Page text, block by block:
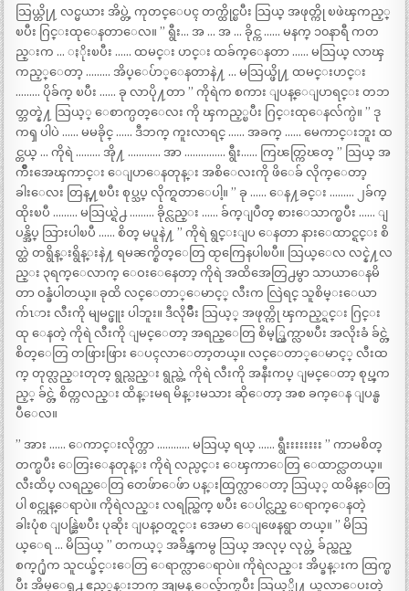
သြယ္တို႔ လင္မယား အိပ္တဲ့ ကုတင္ေပၚ တက္ထိုင္ၿပီး သြယ္ အဖုတ္ကို ၿဖဲၾကည့္
ၿပီး ဂြင္းထုေနတာေလ။ ” ရွီး… အ … အ … ခိုင္က …… မနက္ ၁၀နာရီ ကတ
ည္းက … ႏိုးၿပီး …… ထမင္း ဟင္း ထခ်က္ေနတာ …… မသြယ္ လာၾ
ကည့္ေတာ့ ……… အိပ္ေပ်ာ္ေနတာနဲ႔ … မသြယ္ဖို႔ ထမင္းဟင္း
……… ပိုခ်က္ ၿပီး …… ခု လာပို႔တာ ” ကိုရဲက စကား ျပန္ေျပာရင္း တဘ
တ္ဘတ္နဲ႔ သြယ့္ ေစာက္ပတ္ေလး ကို ၾကည့္ၿပီး ဂြင္းထုေနလ်က္ပဲ။ ” ဒု
ကၡ ပါပဲ …… မမခိုင္ …… ဒီဘက္ ကူးလာရင္ …… အခက္ …… မေကာင္းဘူး ထ
င္တယ္ … ကိုရဲ ……… အို႔ ………… အာ …………… ရွီး…… ကြၽတ္ကြၽတ္ ” သြယ္ အ
က်ိဳးအေၾကာင္း ေျပာေနတုန္း အစိေလးကို ဖိေခ် လိုက္ေတာ့
ခါးေလး တြန္႔ၿပီး စုပ္သပ္ လိုက္ရတာေပါ့။ ” ခု …… ေန႔ခင္း ……… ၂ခ်က္
ထိုးၿပီ ……… မသြယ္ရဲ႕ ……… ခိုင္လည္း …… ခ်က္ျပဳတ္ စားေသာက္ၿပီး …… ျ
ပန္အိပ္ သြားပါၿပီ …… စိတ္ မပူနဲ႔ ” ကိုရဲ ရွင္းျပ ေနတာ နားေထာင္ရင္း စိ
တ္ထဲ တရွိန္းရွိန္းနဲ႔ ရမၼက္စိတ္ေတြ ထႂကြေနပါၿပီ။ သြယ္ေလ လင္နဲ႔လ
ည္း ၃ရက္ေလာက္ ေဝးေနေတာ့ ကိုရဲ အထိအေတြ႕မွာ သာယာေနမိ
တာ ဝန္ခံပါတယ္။ ခုထိ လင္ေတာ္ေမာင့္ လီးက လြဲရင္ သူစိမ္းေယာ
က်ၤား လီးကို မျမင္ဖူး ပါဘူး။ ဒီလိုမ်ိဳး သြယ့္ အဖုတ္ကို ၾကည့္ရင္း ဂြင္း
ထု ေနတဲ့ ကိုရဲ လီးကို ျမင္ေတာ့ အရည္ေတြ စိမ့္ထြက္လာၿပီး အလိုးခံ ခ်င္တဲ့
စိတ္ေတြ တဖြားဖြား ေပၚလာေတာ့တယ္။ လင္ေတာ္ေမာင့္ လီးထ
က္ တုတ္လည္းတုတ္ ရွည္လည္း ရွည္တဲ့ ကိုရဲ လီးကို အနီးကပ္ ျမင္ေတာ့ စုပ္ၾက
ည့္ ခ်င္တဲ့ စိတ္ကလည္း ထိန္းမရ မိန္းမသား ဆိုေတာ့ အစ ခက္ေန ျပန္ၿ
ပီေလ။
” အား …… ေကာင္းလိုက္တာ ………… မသြယ္ ရယ္ …… ရွီးးးးးးးး ” ကာမစိတ္
တက္ၿပီး ေတြးေနတုန္း ကိုရဲ လည္ပင္း ေၾကာေတြ ေထာင္လာတယ္။
လီးထိပ္ လရည္ေတြ တေဖ်ာေဖ်ာ ပန္းထြက္လာေတာ့ သြယ့္ ထမိန္ေတြ
ပါ စင္ကုန္ေရာပဲ။ ကိုရဲလည္း လရည္ထြက္ ၿပီး ေပါင္လည္ ေရာက္ေနတဲ့
ခါးပုံစ ျပန္ဆြဲၿပီး ပုဆိုး ျပန္ဝတ္ရင္း အေမာ ေျဖေနရွာ တယ္။ ” မိသြ
ယ္ေရ … မိသြယ္ ” တကယ့္ အခ်ိန္ၾကမွ သြယ္ အလုပ္ လုပ္တဲ့ ခ်ည္ထည္
စက္႐ုံက သူငယ္ခ်င္းေတြ ေရာက္လာေရာပဲ။ ကိုရဲလည္း အိပ္ခန္းက ထြက္ၿ
ပီး အိမ္ေရွ႕ ဧည့္ခန္းဘက္ အျမန္ ေလွ်ာက္ၿပီး သြယ့္ဖို႔ ယူလာေပးတဲ့